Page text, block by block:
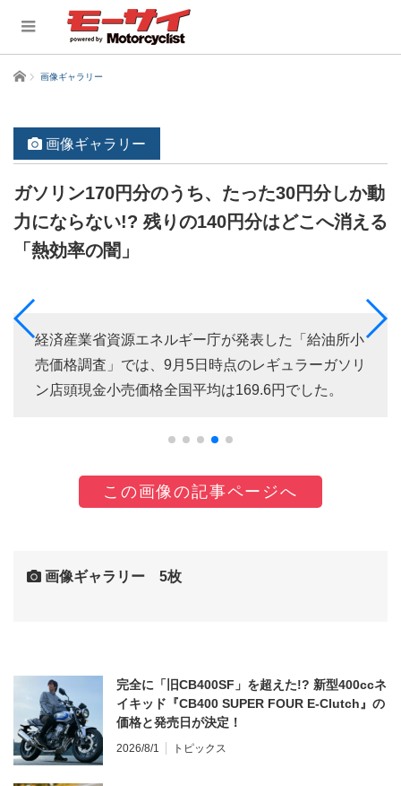
ホーム 画像ギャラリー
画像ギャラリー
ガソリン170円分のうち、たった30円分しか動
力にならない!? 残りの140円分はどこへ消える
「熱効率の闇」
経済産業省資源エネルギー庁が発表した「給油所小
売価格調査」では、9月5日時点のレギュラーガソリ
ン店頭現金小売価格全国平均は169.6円でした。
この画像の記事ページへ
画像ギャラリー 5枚
完全に「旧CB400SF」を超えた!? 新型400ccネ
イキッド『CB400 SUPER FOUR E-Clutch』の
価格と発売日が決定！
2026/8/1 トピックス